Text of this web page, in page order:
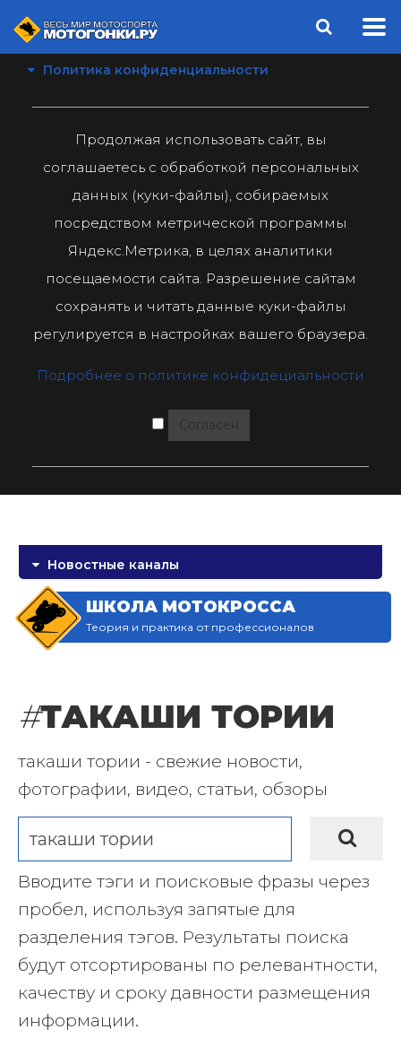
Политика конфиденциальности
Продолжая использовать сайт, вы
соглашаетесь с обработкой персональных
данных (куки-файлы), собираемых
посредством метрической программы
Яндекс.Метрика, в целях аналитики
посещаемости сайта. Разрешение сайтам
сохранять и читать данные куки-файлы
регулируется в настройках вашего браузера.
Подробнее о политике конфидециальности
Согласен
Новостные каналы
ШКОЛА МОТОКРОССА
Теория и практика от профессионалов
#ТАКАШИ ТОРИИ
такаши тории - свежие новости,
фотографии, видео, статьи, обзоры
Вводите тэги и поисковые фразы через
пробел, используя запятые для
разделения тэгов. Результаты поиска
будут отсортированы по релевантности,
качеству и сроку давности размещения
информации.